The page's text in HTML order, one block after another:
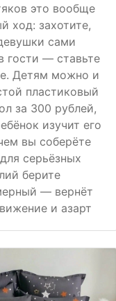
это вообще
ход: захотите,
сами
гости — ставьте
Детям можно и
пластиковый
за 300 рублей,
изучит его
вы соберёте
серьёзных
берите
— вернёт
и азарт